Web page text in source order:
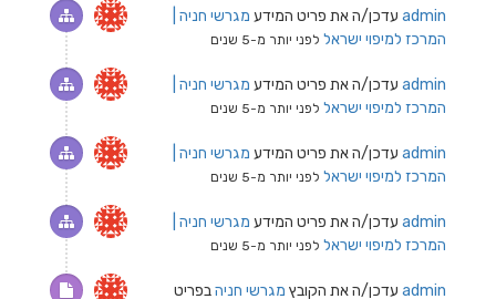
admin עדכן/ה את פריט המידע מגרשי חניה |
המרכז למיפוי ישראל לפני יותר מ-5 שנים
admin עדכן/ה את פריט המידע מגרשי חניה |
המרכז למיפוי ישראל לפני יותר מ-5 שנים
admin עדכן/ה את פריט המידע מגרשי חניה |
המרכז למיפוי ישראל לפני יותר מ-5 שנים
admin עדכן/ה את פריט המידע מגרשי חניה |
המרכז למיפוי ישראל לפני יותר מ-5 שנים
admin עדכן/ה את הקובץ מגרשי חניהבפריט